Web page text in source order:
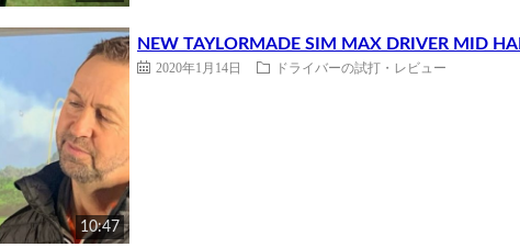
10:47
NEW TAYLORMADE SIM MAX DRIVER MID
2020年1月14日 ドライバーの試打・レビュー